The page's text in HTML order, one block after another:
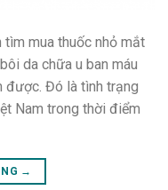
mua thuốc nhỏ mắt
da chữa u ban máu
được. Đó là tình trạng
Nam trong thời điểm
→